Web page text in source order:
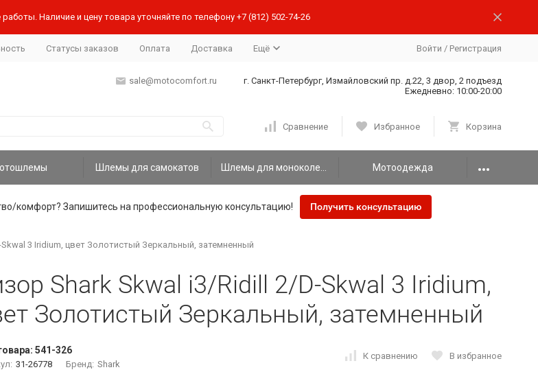
Наличие и цену товара уточняйте по телефону +7 (812) 502-74-26
Статусы заказов Оплата Доставка Ещё Войти / Регистрация
sale@motocomfort.ru
г. Санкт-Петербург, Измайловский пр. д.22, 3 двор, 2 подъезд
Ежедневно: 10:00-20:00
Сравнение Избранное Корзина
Шлемы для самокатов Мотоодежда
комфорт? Запишитесь на профессиональную консультацию! Получить консультацию
3 Iridium, цвет Золотистый Зеркальный, затемненный
Shark Skwal i3/Ridill 2/D-Skwal 3 Iridium,
Золотистый Зеркальный, затемненный
541-326
31-26778 Бренд: Shark
К сравнению В избранное